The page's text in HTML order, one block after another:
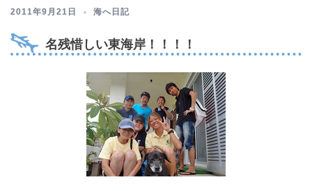
2011年9月21日 海へ日記
名残惜しい東海岸！！！！